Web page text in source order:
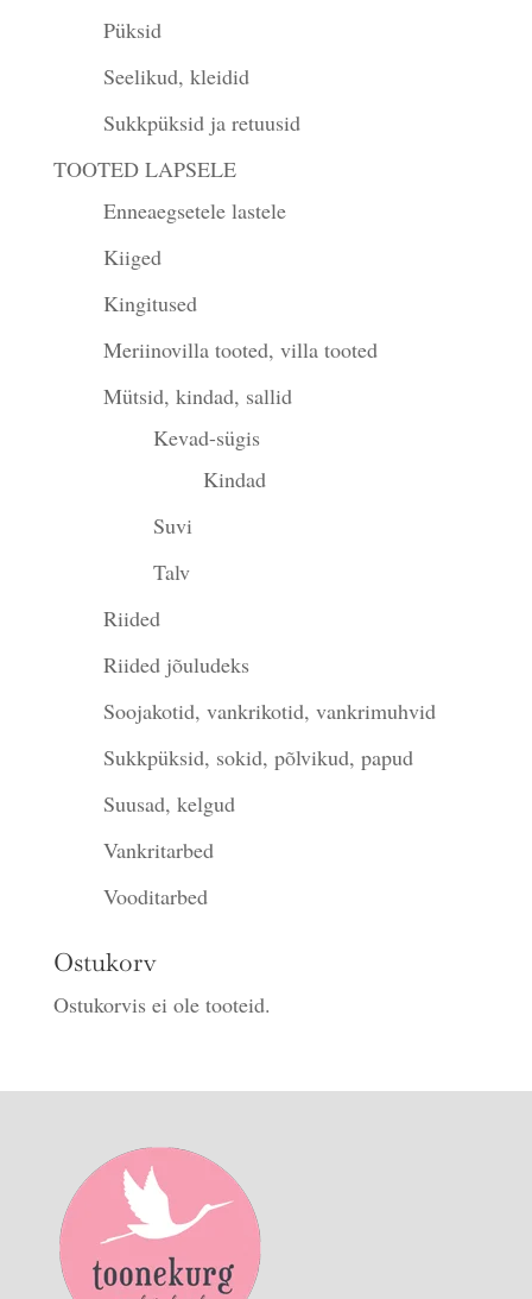
Püksid
Seelikud, kleidid
Sukkpüksid ja retuusid
TOOTED LAPSELE
Enneaegsetele lastele
Kiiged
Kingitused
Meriinovilla tooted, villa tooted
Mütsid, kindad, sallid
Kevad-sügis
Kindad
Suvi
Talv
Riided
Riided jõuludeks
Soojakotid, vankrikotid, vankrimuhvid
Sukkpüksid, sokid, põlvikud, papud
Suusad, kelgud
Vankritarbed
Vooditarbed
Ostukorv
Ostukorvis ei ole tooteid.